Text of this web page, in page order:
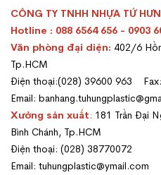
CÔNG TY TNHH NHỰA TỨ
Hotline : 088 6564 656 - 0903
Văn phòng đại diện: 402/6
Tp.HCM
Điện thoại:(028) 39600 963
Email:
Xưởng sản xuất: 181 Trần Đại
Bình Chánh, Tp.HCM
Điện thoại: (028) 38770072
Email: tuhungplastic@ymail.com